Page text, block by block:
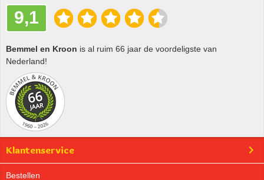
9,1
Bemmel en Kroon is al ruim 66 jaar de voordeligste van
Nederland!
Klantenservice
Bestellen